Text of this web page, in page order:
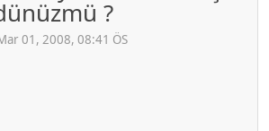
?
01, 2008, 08:41 ÖS